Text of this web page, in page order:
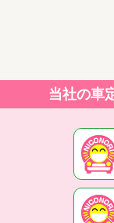
当社の車